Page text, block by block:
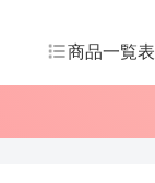
商品一覧表